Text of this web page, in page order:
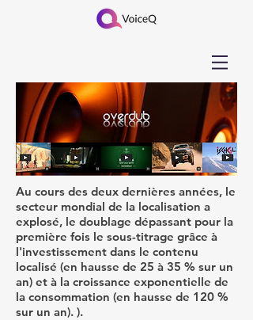
Au cours des deux dernières années, le
secteur mondial de la localisation a
explosé, le doublage dépassant pour la
première fois le sous-titrage grâce à
l'investissement dans le contenu
localisé (en hausse de 25 à 35 % sur un
an) et à la croissance exponentielle de
la consommation (en hausse de 120 %
sur un an). ).